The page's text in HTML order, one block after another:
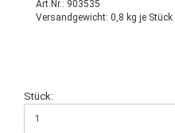
Art.Nr.: 903535
Versandgewicht: 0,8 kg je Stück
Stück: